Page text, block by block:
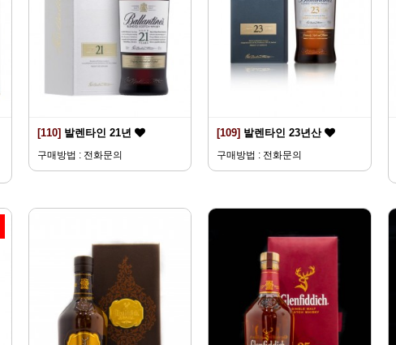
[110]발렌타인 21년
구매방법 : 전화문의
[109] 발렌타인 23년산
구매방법 : 전화문의